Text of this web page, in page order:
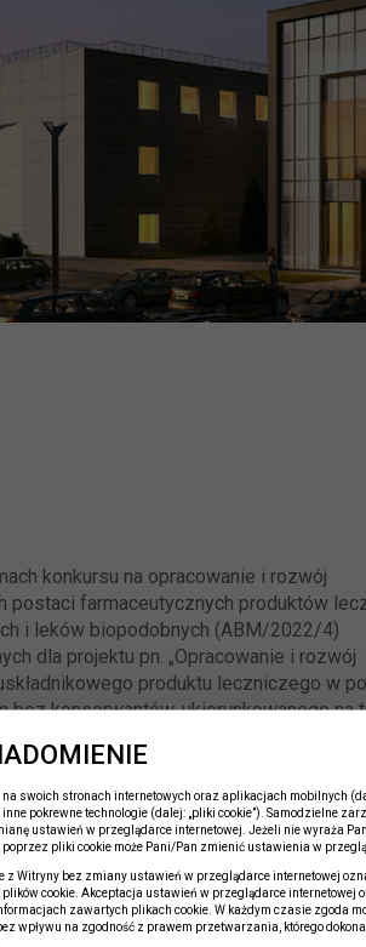
konkursu na opracowanie i rozwój
postaci farmaceutycznych produktów
i leków biopodobnych (ABM/2022/4)
dla projektu pn. „Opracowanie i rozwój
produktu leczniczego w
konserwantów, ukierunkowanego na
Zakłady Farmaceutyczne Polfa.
globalnym produktu leczniczego
i latanoprost w formie kropli do oczu
dla zastosowań leczniczych i
(IOP) u pacjentów z
Stosowanie i działanie leku będzie
konserwantów, wygodne i bezpieczne
na swoich stronach internetowych oraz aplikacjach mobilnych
inne pokrewne technologie (dalej: „pliki cookie”). Samodzielne
ustawień w przeglądarce internetowej. Jeżeli nie wyraża
poprzez pliki cookie może Pani/Pan zmienić ustawienia w
z Witryny bez zmiany ustawień w przeglądarce internetowej
plików cookie. Akceptacja ustawień w przeglądarce internetowej
zawartych plikach cookie. W każdym czasie zgoda
wpływu na zgodność z prawem przetwarzania, którego